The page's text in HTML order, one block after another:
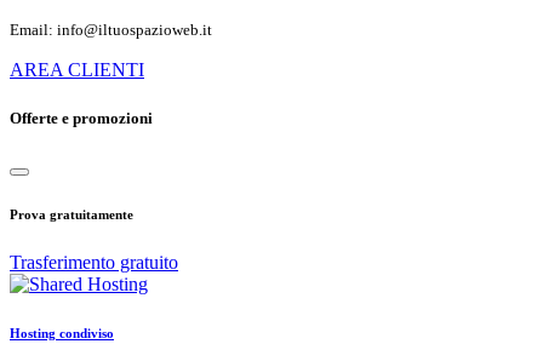
Email: info@iltuospazioweb.it
AREA CLIENTI
Offerte e promozioni
Prova gratuitamente
Trasferimento gratuito
Hosting condiviso